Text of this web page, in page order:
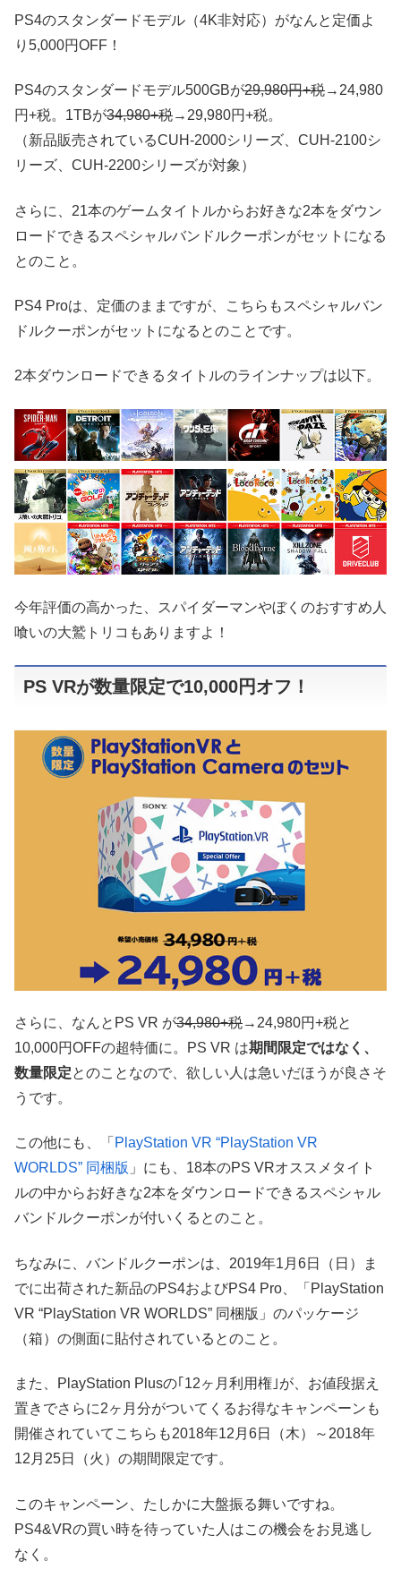
PS4のスタンダードモデル（4K非対応）がなんと定価よ
り5,000円OFF！
PS4のスタンダードモデル500GBが29,980円+税→24,980
円+税。1TBが34,980+税→29,980円+税。
（新品販売されているCUH-2000シリーズ、CUH-2100シ
リーズ、CUH-2200シリーズが対象）
さらに、21本のゲームタイトルからお好きな2本をダウン
ロードできるスペシャルバンドルクーポンがセットになる
とのこと。
PS4 Proは、定価のままですが、こちらもスペシャルバン
ドルクーポンがセットになるとのことです。
2本ダウンロードできるタイトルのラインナップは以下。
今年評価の高かった、スパイダーマンやぼくのおすすめ人
喰いの大鷲トリコもありますよ！
PS VRが数量限定で10,000円オフ！
さらに、なんとPS VR が34,980+税→24,980円+税と
10,000円OFFの超特価に。PS VR は期間限定ではなく、
数量限定とのことなので、欲しい人は急いだほうが良さそ
うです。
この他にも、「 PlayStation VR “PlayStation VR
WORLDS” 同梱版 」にも、18本のPS VRオススメタイト
ルの中からお好きな2本をダウンロードできるスペシャル
バンドルクーポンが付いくるとのこと。
ちなみに、バンドルクーポンは、2019年1月6日（日）ま
でに出荷された新品のPS4およびPS4 Pro、「PlayStation
VR “PlayStation VR WORLDS” 同梱版」のパッケージ
（箱）の側面に貼付されているとのこと。
また、PlayStation Plusの｢12ヶ月利用権｣が、お値段据え
置きでさらに2ヶ月分がついてくるお得なキャンペーンも
開催されていてこちらも2018年12月6日（木）～2018年
12月25日（火）の期間限定です。
このキャンペーン、たしかに大盤振る舞いですね。
PS4&VRの買い時を待っていた人はこの機会をお見逃し
なく。